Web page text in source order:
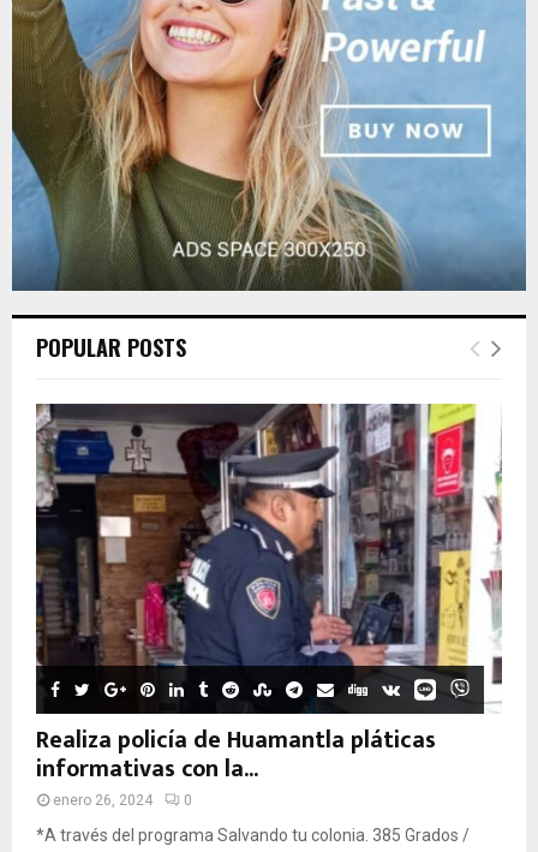
:
C
POPULAR POSTS
Realiza policía de Huamantla pláticas
informativas con la...
enero 26, 2024 0
*A través del programa Salvando tu colonia. 385 Grados /